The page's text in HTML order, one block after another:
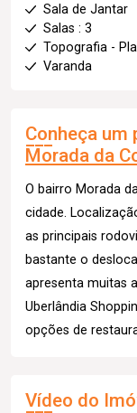
Sala de Jantar
Salas : 3
Topografia -
Varanda
Conheça um
Morada da
O bairro Morada
cidade.
as principais
bastante o
apresenta muitas
Uberlândia
opções de
Vídeo do